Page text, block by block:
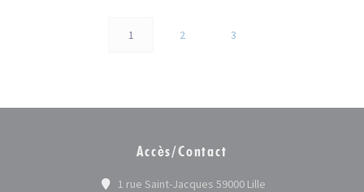
1 2 3
Accès/Contact
1 rue Saint-Jacques 59000 Lille((ouvre une